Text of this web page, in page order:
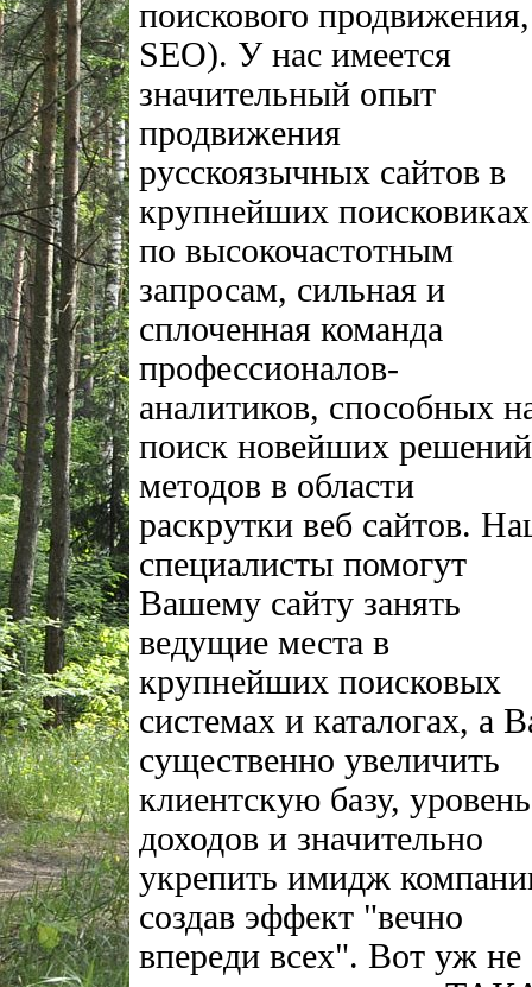
поискового продвижения,
SEO). У нас имеется
значительный опыт
продвижения
русскоязычных сайтов в
крупнейших поисковиках
по высокочастотным
запросам, сильная и
сплоченная команда
профессионалов-
аналитиков, способных
поиск новейших
методов в области
раскрутки веб сайтов.
специалисты помогут
Вашему сайту занять
ведущие места в
крупнейших поисковых
системах и каталогах, а
существенно увеличить
клиентскую базу, уровень
доходов и значительно
укрепить имидж
создав эффект "вечно
впереди всех". Вот уж не